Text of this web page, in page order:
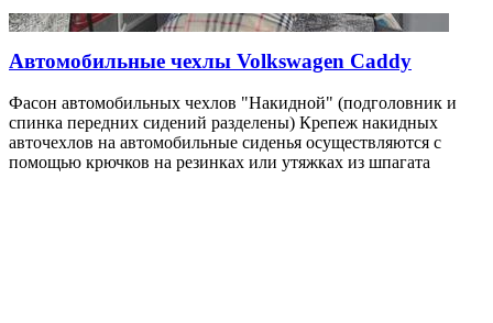
Автомобильные чехлы Volkswagen Caddy
Фасон автомобильных чехлов "Накидной" (подголовник и
спинка передних сидений разделены) Крепеж накидных
авточехлов на автомобильные сиденья осуществляются с
помощью крючков на резинках или утяжках из шпагата